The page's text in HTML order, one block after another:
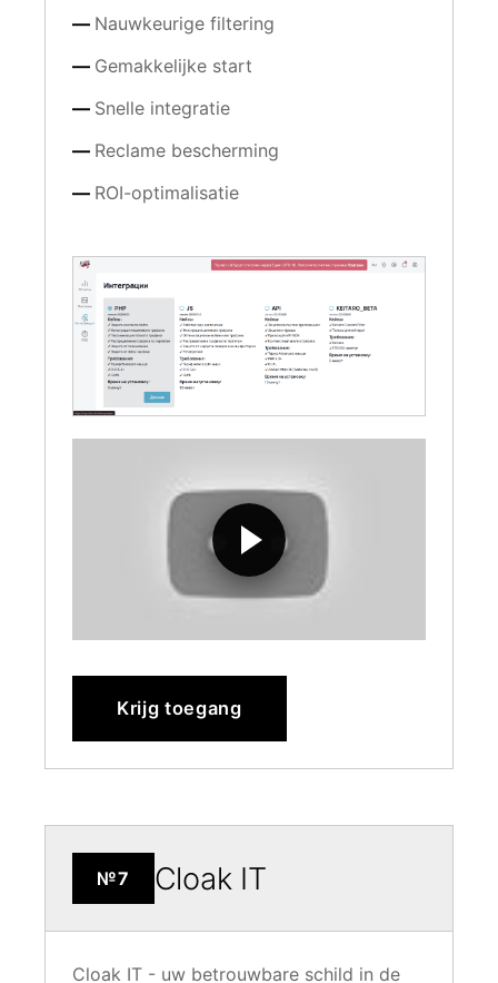
Nauwkeurige filtering
Gemakkelijke start
Snelle integratie
Reclame bescherming
ROI-optimalisatie
Krijg toegang
№7 Cloak IT
Cloak IT - uw betrouwbare schild in de